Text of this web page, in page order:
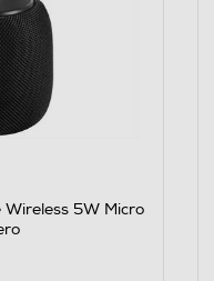
5W Micro